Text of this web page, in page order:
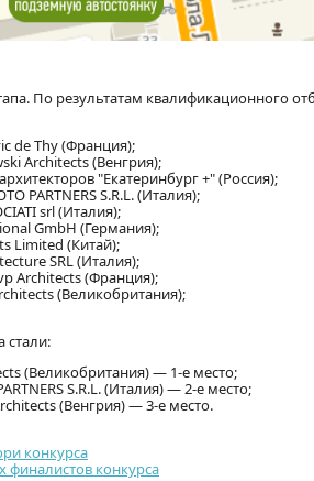
По результатам квалификационного
de Thy (Франция);
Architects (Венгрия);
"Екатеринбург +" (Россия);
PARTNERS S.R.L. (Италия);
srl (Италия);
GmbH (Германия);
Limited (Китай);
SRL (Италия);
Architects (Франция);
(Великобритания);
стали:
(Великобритания) — 1-е место;
S.R.L. (Италия) — 2-е место;
(Венгрия) — 3-е место.
конкурса
финалистов конкурса